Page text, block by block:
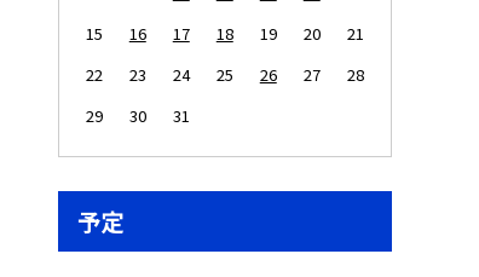
15
16 17 18 19 20
21
22
23 24 25 26 27
28
29
30 31
予定